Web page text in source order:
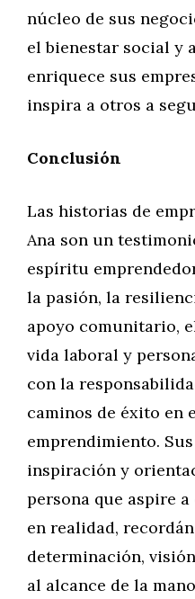
núcleo de sus
el bienestar social y
enriquece sus
inspira a otros a
Conclusión
Las historias de
Ana son un
espíritu
la pasión, la
apoyo comunitario,
vida laboral y
con la
caminos de éxito en
emprendimiento.
inspiración y
persona que aspire
en realidad,
determinación,
al alcance de la